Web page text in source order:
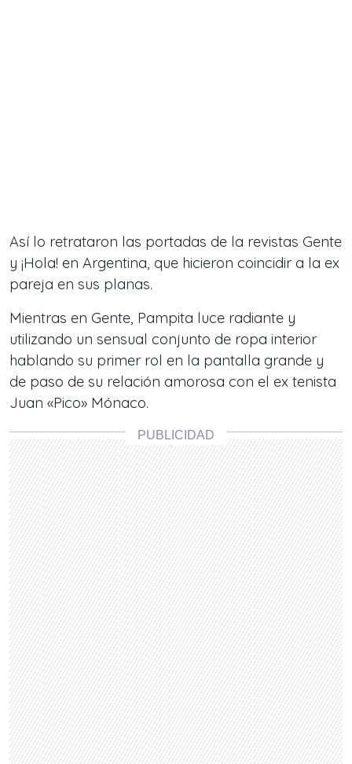
Así lo retrataron las portadas de la revistas Gente
y ¡Hola! en Argentina, que hicieron coincidir a la ex
pareja en sus planas.
Mientras en Gente, Pampita luce radiante y
utilizando un sensual conjunto de ropa interior
hablando su primer rol en la pantalla grande y
de paso de su relación amorosa con el ex tenista
Juan «Pico» Mónaco.